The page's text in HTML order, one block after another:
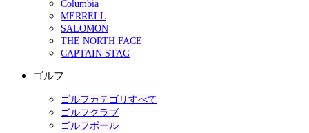
Columbia
MERRELL
SALOMON
THE NORTH FACE
CAPTAIN STAG
ゴルフ
ゴルフカテゴリすべて
ゴルフクラブ
ゴルフボール